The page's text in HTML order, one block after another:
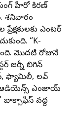
హీరో కిరణ్
శనివారం
ఎంటర్
“K-
మొదటి రోజునే
జర్నీ బిగిన్
ఫ్యామిలీ, లవ్
ఆడియెన్స్ ఎంజాయ్
బాక్సాఫీస్ వద్ద